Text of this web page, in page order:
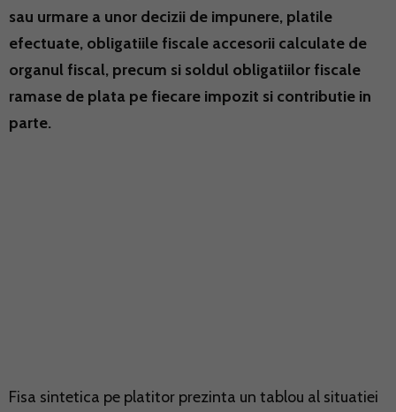
sau urmare a unor decizii de impunere, platile
efectuate, obligatiile fiscale accesorii calculate de
organul fiscal, precum si soldul obligatiilor fiscale
ramase de plata pe fiecare impozit si contributie in
parte.
Fisa sintetica pe platitor prezinta un tablou al situatiei